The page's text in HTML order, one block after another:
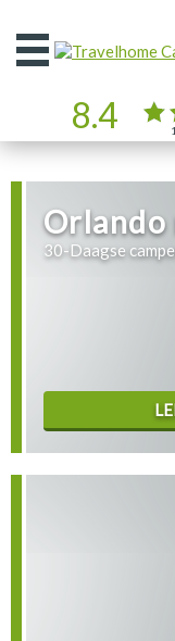
Open
het
8.4
30-Daagse